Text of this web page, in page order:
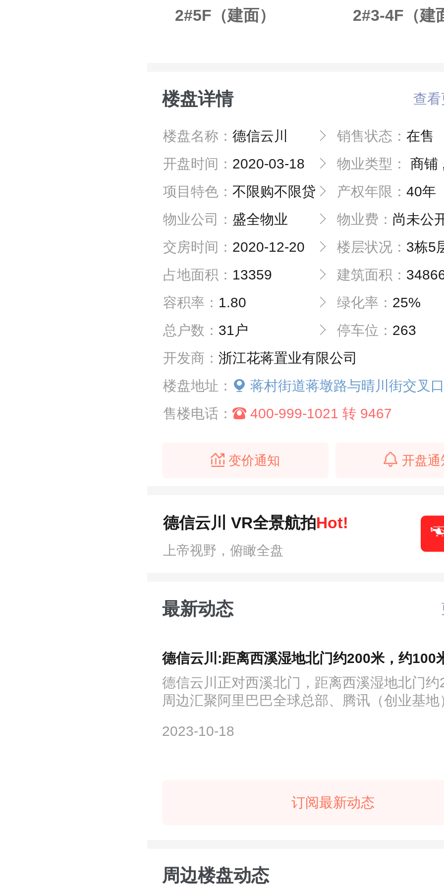
2#5F（建面） 2#3-4F（建
楼盘详情 查
楼盘名称： 德信云川 销售状态： 在售
开盘时间： 2020-03-18 物业类型：
商铺
项目特色： 不限购不限贷 产权年限： 40年
物业公司： 盛全物业 物业费： 尚未公
交房时间： 2020-12-20 楼层状况： 3栋5
占地面积： 13359 建筑面积：
容积率： 1.80 绿化率： 25%
总户数： 31户 停车位： 263
开发商： 浙江花蒋置业有限公司
楼盘地址：
蒋村街道蒋墩路与晴川街交叉
售楼电话：
400-999-1021 转 9467
变价通知 开盘通
德信云川 VR全景航拍Hot!
上帝视野，俯瞰全盘
最新动态
德信云川:距离西溪湿地北门约200米，约100
德信云川正对西溪北门，距离西溪湿地北门约
周边汇聚阿里巴巴全球总部、腾讯（创业基地
2023-10-18
订阅最新动态
周边楼盘动态